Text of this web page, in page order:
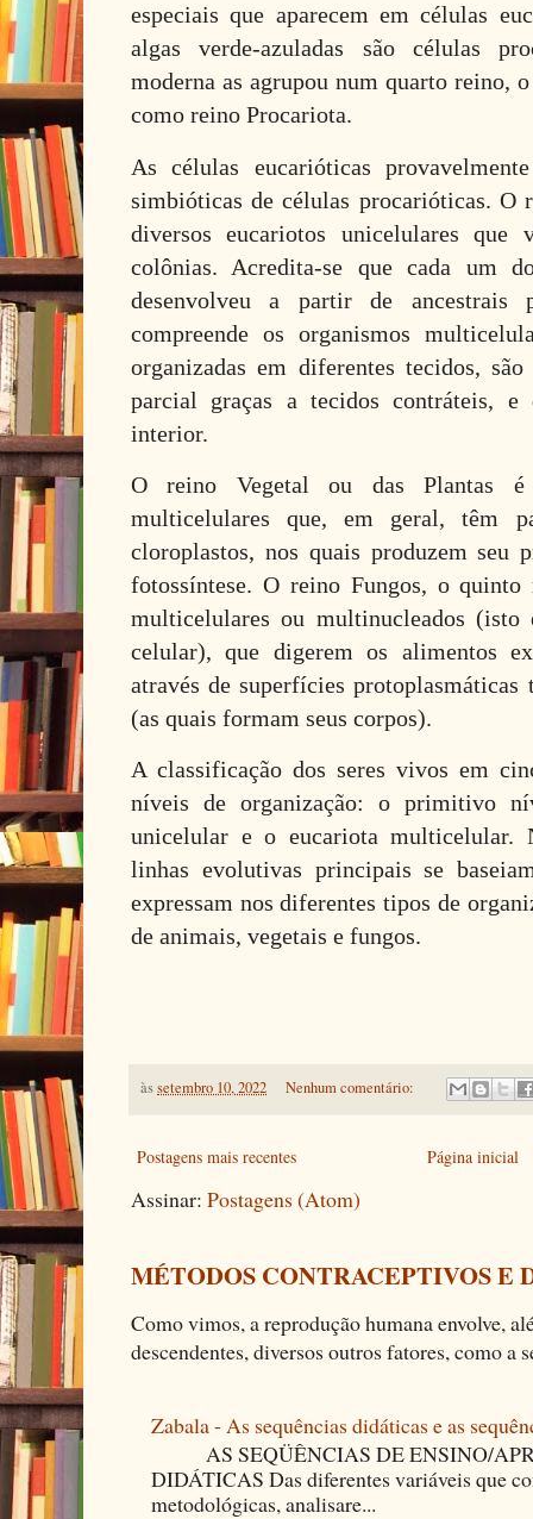
especiais que aparecem em células
algas verde-azuladas são células
moderna as agrupou num quarto reino,
como reino Procariota.
As células eucarióticas
simbióticas de células procarióticas. O
diversos eucariotos unicelulares que
colônias. Acredita-se que cada um
desenvolveu a partir de ancestrais
compreende os organismos
organizadas em diferentes tecidos,
parcial graças a tecidos contráteis, e
interior.
O reino Vegetal ou das Plantas é
multicelulares que, em geral, têm
cloroplastos, nos quais produzem seu
fotossíntese. O reino Fungos, o
multicelulares ou multinucleados
celular), que digerem os alimentos
através de superfícies protoplasmáticas
(as quais formam seus corpos).
A classificação dos seres vivos em
níveis de organização: o primitivo
unicelular e o eucariota multicelular.
linhas evolutivas principais se
expressam nos diferentes tipos de
de animais, vegetais e fungos.
àssetembro 10, 2022 Nenhum comentário:
Postagens mais recentes Página inicial
Assinar: Postagens (Atom)
MÉTODOS CONTRACEPTIVOS E
Como vimos, a reprodução humana envolve,
descendentes, diversos outros fatores, como a
Zabala - As sequências didáticas e as
AS SEQÜÊNCIAS DE ENSINO/
DIDÁTICAS Das diferentes variáveis que
metodológicas, analisare...